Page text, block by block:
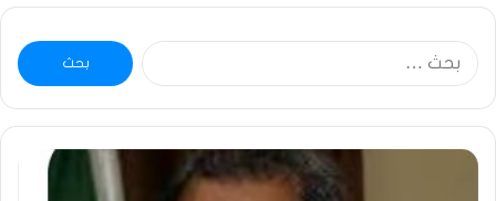
البحث
عن:
ومضة